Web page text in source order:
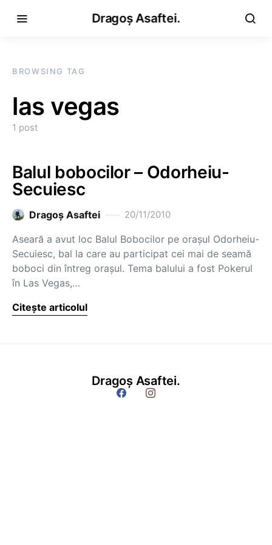
Dragoș Asaftei.
BROWSING TAG
las vegas
1 post
Balul bobocilor – Odorheiu-
Secuiesc
Dragoş Asaftei 20/11/2010
Aseară a avut loc Balul Bobocilor pe oraşul Odorheiu-
Secuiesc, bal la care au participat cei mai de seamă
boboci din întreg oraşul. Tema balului a fost Pokerul
în Las Vegas,…
Citește articolul
Dragoș Asaftei.